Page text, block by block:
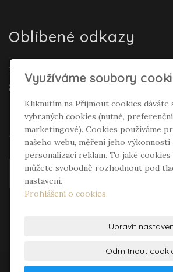
Oblíbené odkazy
Realitní makléř Gepard Renata
Seifertová
Sociální sítě
Využíváme soubory
Kliknutím na Přijmout cookies dáváte
vybraných cookies (nutné,
marketingové). Cookies používáme
našeho webu, měření jeho výkonnosti
personalizaci reklam. To jaké cookies
můžete svobodně rozhodnout pod
nastavení.
Prohlášení o cookies.
Upravit
Odmítnout